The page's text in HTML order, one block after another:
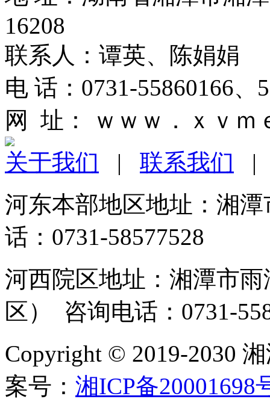
16208
联系人：谭英、陈娟娟
电 话：0731-55860166
网 址： ｗｗｗ．ｘｖｍ
关于我们 | 联系我们
河东本部地区地址：湘
话：0731-58577528
河西院区地址：湘潭市
区） 咨询电话：0731-
Copyright © 2019-2030
案号： 湘ICP备20001698